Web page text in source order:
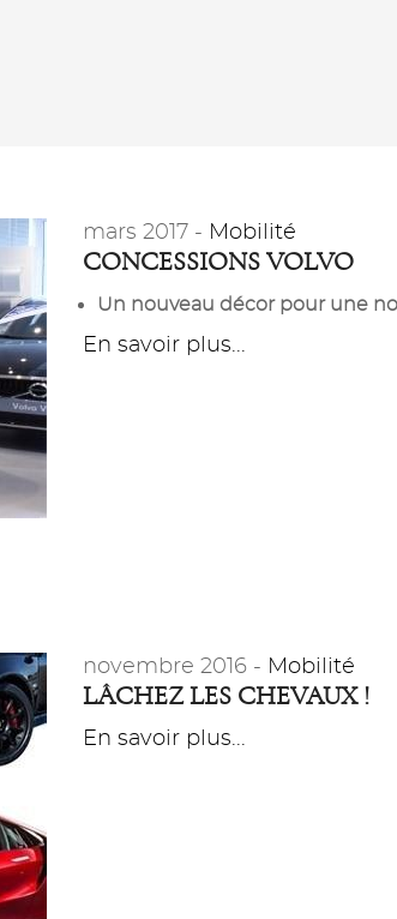
mars 2017 - Mobilité
CONCESSIONS VOLVO
Un nouveau décor pour une
En savoir plus...
novembre 2016 - Mobilité
LÂCHEZ LES CHEVAUX !
En savoir plus...